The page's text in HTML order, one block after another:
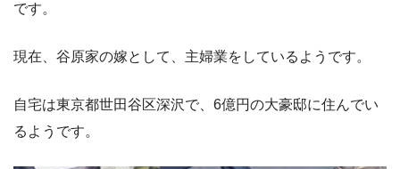
です。
現在、谷原家の嫁として、主婦業をしているようです。
自宅は東京都世田谷区深沢で、6億円の大豪邸に住んでい
るようです。